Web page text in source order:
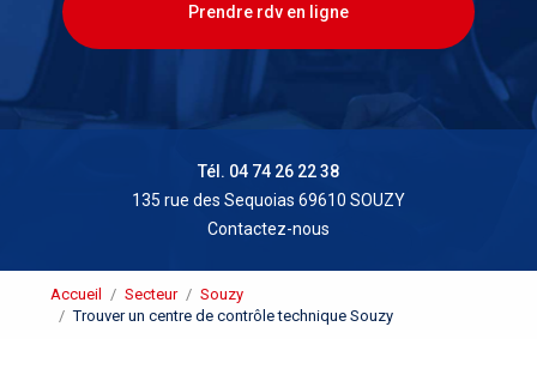
Prendre rdv en ligne
Tél. 04 74 26 22 38
135 rue des Sequoias 69610 SOUZY
Contactez-nous
Accueil Secteur
Souzy
Trouver un centre de contrôle technique Souzy